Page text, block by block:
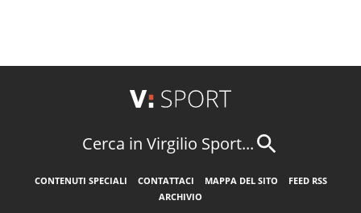
Cerca in Virgilio Sport...
CONTENUTI SPECIALI CONTATTACI MAPPA DEL SITO
FEED RSS
ARCHIVIO